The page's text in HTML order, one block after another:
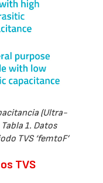
(Ultra-
1. Datos
TVS ‘femtoF’
TVS